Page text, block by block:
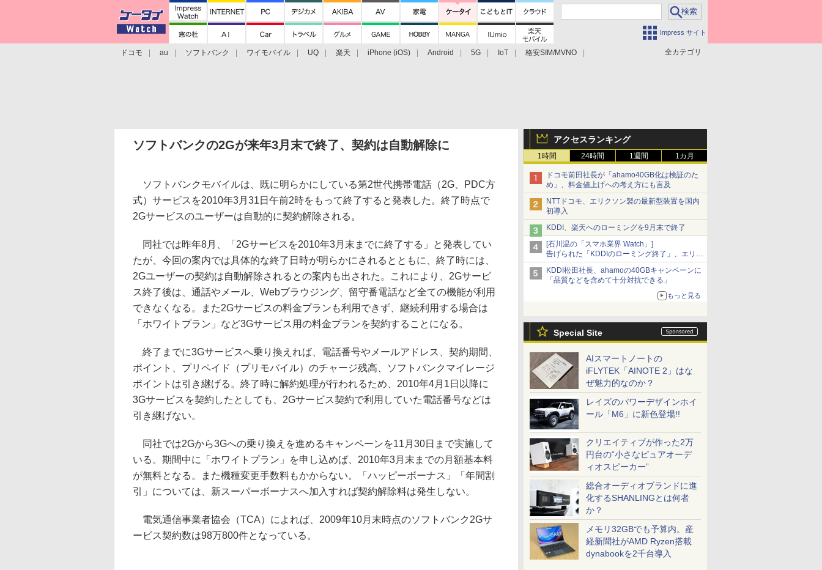
Impress サイト
全カテゴリ
ドコモ au ソフトバンク ワイモバイル UQ 楽天 iPhone (iOS) Android 5G IoT
格安SIM/MVNO
アクセスランキング
1時間 24時間 1週間 1カ月
ドコモ前田社長が「ahamo40GB化は検証のた
め」、料金値上げへの考え方にも言及
NTTドコモ、エリクソン製の最新型装置を国内
初導入
KDDI、楽天へのローミングを9月末で終了
[石川温の「スマホ業界 Watch」]
告げられた「KDDIのローミング終了」、エリア
マップの落とし穴と楽天モバイルの課題
KDDI松田社長、ahamoの40GBキャンペーンに
「品質などを含めて十分対抗できる」
もっと見る
Special Site
AIスマートノートの
iFLYTEK「AINOTE 2」はな
ぜ魅力的なのか？
レイズのパワーデザインホイ
ール「M6」に新色登場!!
クリエイティブが作った2万
円台の“小さなピュアオーデ
ィオスピーカー”
総合オーディオブランドに進
化するSHANLINGとは何者
か？
メモリ32GBでも予算内。産
経新聞社がAMD Ryzen搭載
dynabookを2千台導入
ソフトバンクの2Gが来年3月末で終了、契約は自動解除に
ソフトバンクモバイルは、既に明らかにしている第2世代携帯電話（2G、PDC方
式）サービスを2010年3月31日午前2時をもって終了すると発表した。終了時点で
2Gサービスのユーザーは自動的に契約解除される。
同社では昨年8月、「2Gサービスを2010年3月末までに終了する」と発表してい
たが、今回の案内では具体的な終了日時が明らかにされるとともに、終了時には、
2Gユーザーの契約は自動解除されるとの案内も出された。これにより、2Gサービ
ス終了後は、通話やメール、Webブラウジング、留守番電話など全ての機能が利用
できなくなる。また2Gサービスの料金プランも利用できず、継続利用する場合は
「ホワイトプラン」など3Gサービス用の料金プランを契約することになる。
終了までに3Gサービスへ乗り換えれば、電話番号やメールアドレス、契約期間、
ポイント、プリペイド（プリモバイル）のチャージ残高、ソフトバンクマイレージ
ポイントは引き継げる。終了時に解約処理が行われるため、2010年4月1日以降に
3Gサービスを契約したとしても、2Gサービス契約で利用していた電話番号などは
引き継げない。
同社では2Gから3Gへの乗り換えを進めるキャンペーンを11月30日まで実施して
いる。期間中に「ホワイトプラン」を申し込めば、2010年3月末までの月額基本料
が無料となる。また機種変更手数料もかからない。「ハッピーボーナス」「年間割
引」については、新スーパーボーナスへ加入すれば契約解除料は発生しない。
電気通信事業者協会（TCA）によれば、2009年10月末時点のソフトバンク2Gサ
ービス契約数は98万800件となっている。